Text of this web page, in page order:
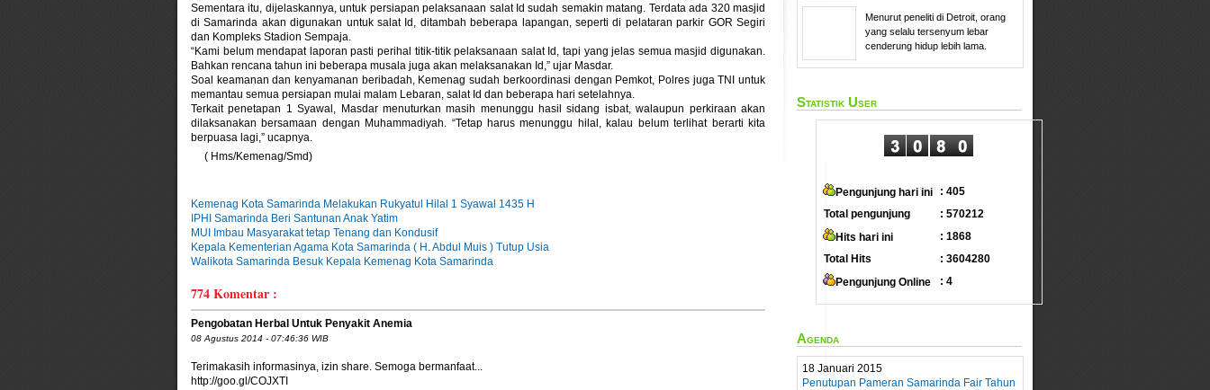
Sementara itu, dijelaskannya, untuk persiapan pelaksanaan salat Id sudah semakin matang. Terdata ada 320 masjid
di Samarinda akan digunakan untuk salat Id, ditambah beberapa lapangan, seperti di pelataran parkir GOR Segiri
dan Kompleks Stadion Sempaja.
“Kami belum mendapat laporan pasti perihal titik-titik pelaksanaan salat Id, tapi yang jelas semua masjid digunakan.
Bahkan rencana tahun ini beberapa musala juga akan melaksanakan Id,” ujar Masdar.
Soal keamanan dan kenyamanan beribadah, Kemenag sudah berkoordinasi dengan Pemkot, Polres juga TNI untuk
memantau semua persiapan mulai malam Lebaran, salat Id dan beberapa hari setelahnya.
Terkait penetapan 1 Syawal, Masdar menuturkan masih menunggu hasil sidang isbat, walaupun perkiraan akan
dilaksanakan bersamaan dengan Muhammadiyah. “Tetap harus menunggu hilal, kalau belum terlihat berarti kita
berpuasa lagi,” ucapnya.
( Hms/Kemenag/Smd)
Kemenag Kota Samarinda Melakukan Rukyatul Hilal 1 Syawal 1435 H
IPHI Samarinda Beri Santunan Anak Yatim
MUI Imbau Masyarakat tetap Tenang dan Kondusif
Kepala Kementerian Agama Kota Samarinda ( H. Abdul Muis ) Tutup Usia
Walikota Samarinda Besuk Kepala Kemenag Kota Samarinda
774Komentar :
Pengobatan Herbal Untuk Penyakit Anemia
08 Agustus 2014 - 07:46:36 WIB
Terimakasih informasinya, izin share. Semoga bermanfaat...
http://goo.gl/COJXTI
Menurut peneliti di Detroit, orang
yang selalu tersenyum lebar
cenderung hidup lebih lama.
Statistik User
Pengunjung hari ini
: 405
Total pengunjung
: 570212
Hits hari ini
: 1868
Total Hits
: 3604280
Pengunjung Online
: 4
Agenda
18 Januari 2015
Penutupan Pameran Samarinda Fair Tahun